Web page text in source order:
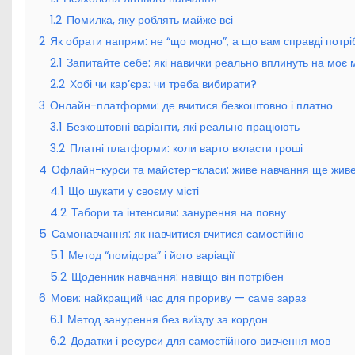
1.2 Помилка, яку роблять майже всі
2 Як обрати напрям: не “що модно”, а що вам справді
2.1 Запитайте себе: які навички реально вплинуть на моє
2.2 Хобі чи кар’єра: чи треба вибирати?
3 Онлайн-платформи: де вчитися безкоштовно і платно
3.1 Безкоштовні варіанти, які реально працюють
3.2 Платні платформи: коли варто вкласти гроші
4 Офлайн-курси та майстер-класи: живе навчання ще
4.1 Що шукати у своєму місті
4.2 Табори та інтенсиви: занурення на повну
5 Самонавчання: як навчитися вчитися самостійно
5.1 Метод “помідора” і його варіації
5.2 Щоденник навчання: навіщо він потрібен
6 Мови: найкращий час для прориву — саме зараз
6.1 Метод занурення без виїзду за кордон
6.2 Додатки і ресурси для самостійного вивчення мов